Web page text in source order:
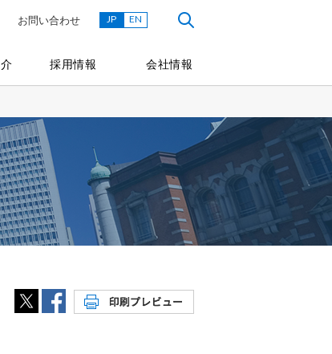
採用情報 会社情報
お問い合わせ JP EN